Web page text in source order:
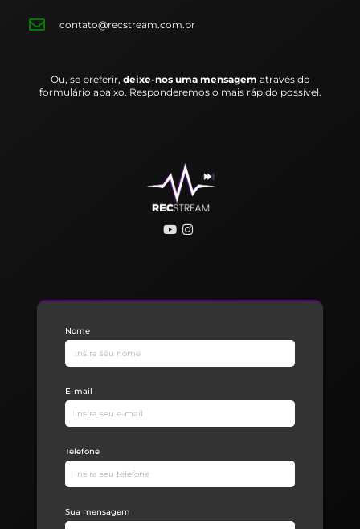
contato@recstream.com.br
Ou, se preferir, deixe-nos uma mensagem através do
formulário abaixo. Responderemos o mais rápido possível.
Nome
E-mail
Telefone
Sua mensagem